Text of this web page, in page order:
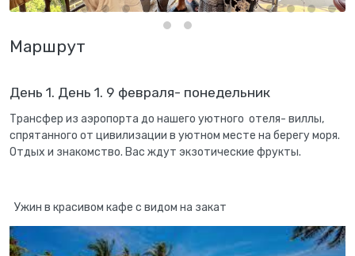
Маршрут
День 1. День 1. 9 февраля- понедельник
Трансфер из аэропорта до нашего уютного отеля- виллы,
спрятанного от цивилизации в уютном месте на берегу моря.
Отдых и знакомство. Вас ждут экзотические фрукты.
Ужин в красивом кафе с видом на закат